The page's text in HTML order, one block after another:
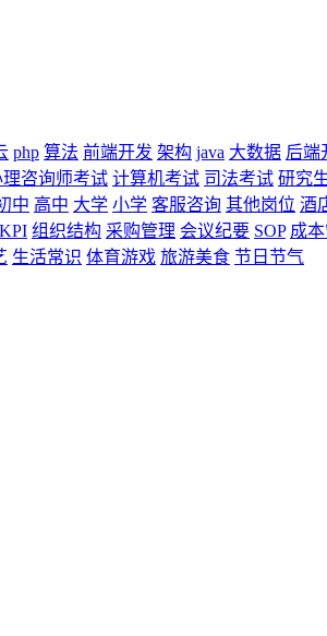
php 算法 前端开发 架构 java 大数据 后端
理咨询师考试 计算机考试 司法考试 研究
中 高中 大学 小学 客服咨询 其他岗位 酒
组织结构 采购管理 会议纪要 SOP 成
生活常识 体育游戏 旅游美食 节日节气